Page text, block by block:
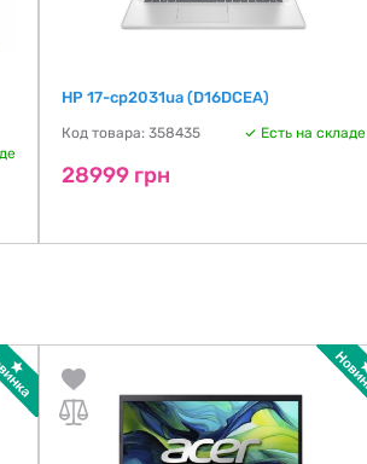
HP 17-cp2031ua (D16DCEA)
Код товара: 358435 Есть на складе
28999 грн